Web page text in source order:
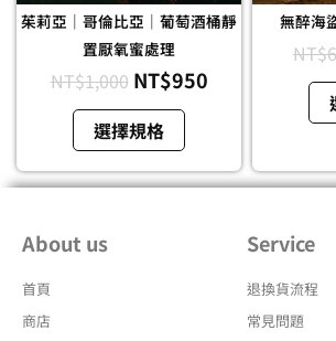
茱莉亞｜哥倫比亞｜葡萄酒桶靜
置厭氧蜜處理
NT$1,000 NT$950
選擇規格
可
產
品
面
選
無醉海
NT$
About us
首頁
商店
Service
退換貨流程
常見問題